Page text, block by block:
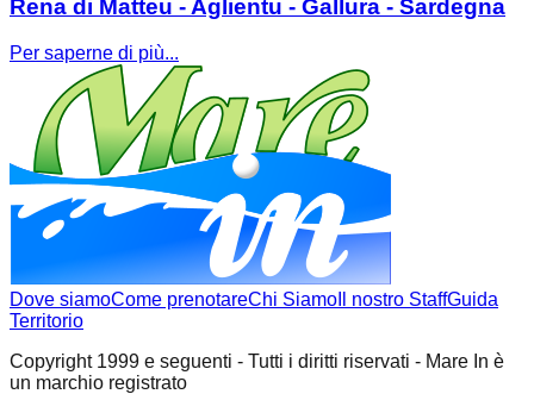
Rena di Matteu - Aglientu - Gallura - Sardegna
Per saperne di più...
Dove siamoCome prenotareChi Siamo Il nostro StaffGuida
Territorio
Copyright 1999 e seguenti - Tutti i diritti riservati - Mare In è
un marchio registrato